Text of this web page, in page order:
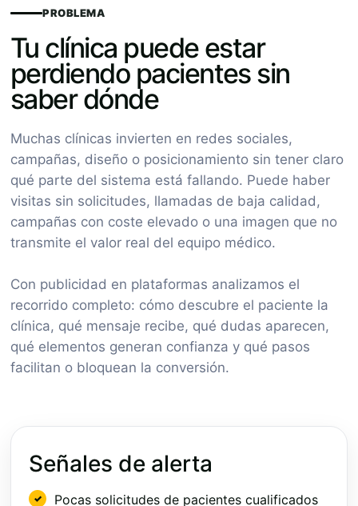
PROBLEMA
Tu clínica puede estar
perdiendo pacientes sin
saber dónde
Muchas clínicas invierten en redes sociales,
campañas, diseño o posicionamiento sin tener claro
qué parte del sistema está fallando. Puede haber
visitas sin solicitudes, llamadas de baja calidad,
campañas con coste elevado o una imagen que no
transmite el valor real del equipo médico.
Con publicidad en plataformas analizamos el
recorrido completo: cómo descubre el paciente la
clínica, qué mensaje recibe, qué dudas aparecen,
qué elementos generan confianza y qué pasos
facilitan o bloquean la conversión.
Señales de alerta
Pocas solicitudes de pacientes cualificados